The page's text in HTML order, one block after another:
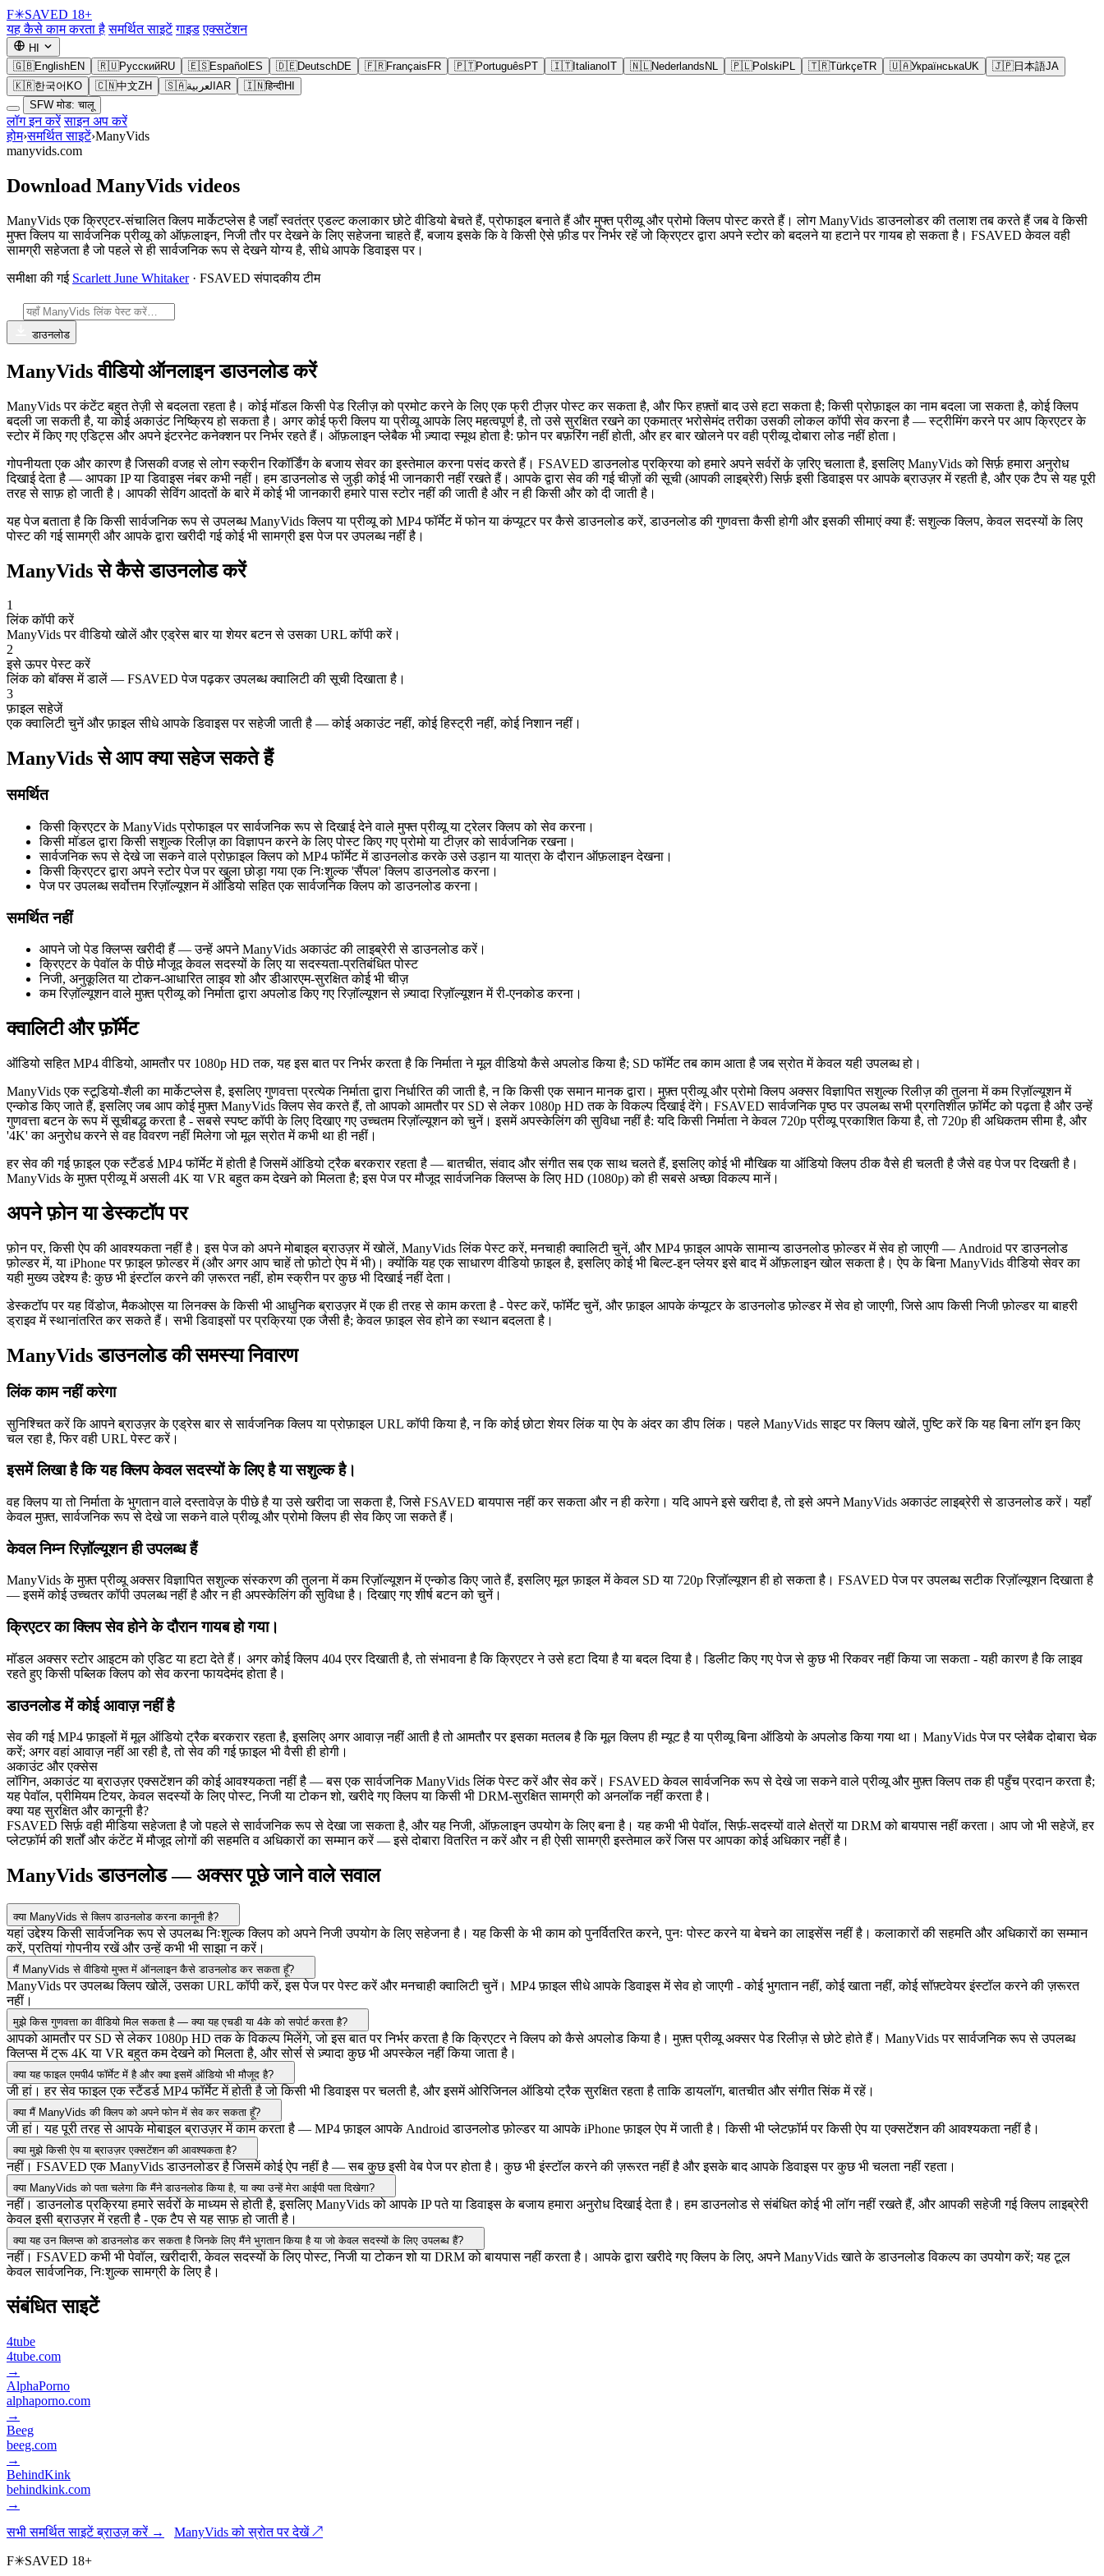
F✳SAVED 18+
यह कैसे काम करता है समर्थित साइटें गाइड एक्सटेंशन
HI
🇬🇧EnglishEN 🇷🇺РусскийRU 🇪🇸Español ES 🇩🇪DeutschDE 🇫🇷Français FR 🇵🇹Português PT 🇮🇹Italiano IT 🇳🇱Nederlands NL 🇵🇱Polski PL 🇹🇷TürkçeTR 🇺🇦УкраїнськаUK 🇯🇵日本語JA
🇰🇷한국어 KO 🇨🇳中文ZH 🇸🇦العربية AR 🇮🇳हिन्दीHI
SFW मोड: चालू
लॉग इन करें साइन अप करें
होम›समर्थित साइटें›ManyVids
manyvids.com
Download ManyVids videos
ManyVids एक क्रिएटर-संचालित क्लिप मार्केटप्लेस है जहाँ स्वतंत्र एडल्ट कलाकार छोटे वीडियो बेचते हैं, प्रोफाइल बनाते हैं और मुफ्त प्रीव्यू और प्रोमो क्लिप पोस्ट करते हैं। लोग ManyVids डाउनलोडर की तलाश तब करते हैं जब वे किसी
मुफ्त क्लिप या सार्वजनिक प्रीव्यू को ऑफ़लाइन, निजी तौर पर देखने के लिए सहेजना चाहते हैं, बजाय इसके कि वे किसी ऐसे फ़ीड पर निर्भर रहें जो क्रिएटर द्वारा अपने स्टोर को बदलने या हटाने पर गायब हो सकता है। FSAVED केवल वही
सामग्री सहेजता है जो पहले से ही सार्वजनिक रूप से देखने योग्य है, सीधे आपके डिवाइस पर।
समीक्षा की गई Scarlett June Whitaker· FSAVED संपादकीय टीम
डाउनलोड
ManyVids वीडियो ऑनलाइन डाउनलोड करें
ManyVids पर कंटेंट बहुत तेज़ी से बदलता रहता है। कोई मॉडल किसी पेड रिलीज़ को प्रमोट करने के लिए एक फ्री टीज़र पोस्ट कर सकता है, और फिर हफ़्तों बाद उसे हटा सकता है; किसी प्रोफ़ाइल का नाम बदला जा सकता है, कोई क्लिप
बदली जा सकती है, या कोई अकाउंट निष्क्रिय हो सकता है। अगर कोई फ्री क्लिप या प्रीव्यू आपके लिए महत्वपूर्ण है, तो उसे सुरक्षित रखने का एकमात्र भरोसेमंद तरीका उसकी लोकल कॉपी सेव करना है — स्ट्रीमिंग करने पर आप क्रिएटर के
स्टोर में किए गए एडिट्स और अपने इंटरनेट कनेक्शन पर निर्भर रहते हैं। ऑफ़लाइन प्लेबैक भी ज़्यादा स्मूथ होता है: फ़ोन पर बफ़रिंग नहीं होती, और हर बार खोलने पर वही प्रीव्यू दोबारा लोड नहीं होता।
गोपनीयता एक और कारण है जिसकी वजह से लोग स्क्रीन रिकॉर्डिंग के बजाय सेवर का इस्तेमाल करना पसंद करते हैं। FSAVED डाउनलोड प्रक्रिया को हमारे अपने सर्वरों के ज़रिए चलाता है, इसलिए ManyVids को सिर्फ़ हमारा अनुरोध
दिखाई देता है — आपका IP या डिवाइस नंबर कभी नहीं। हम डाउनलोड से जुड़ी कोई भी जानकारी नहीं रखते हैं। आपके द्वारा सेव की गई चीज़ों की सूची (आपकी लाइब्रेरी) सिर्फ़ इसी डिवाइस पर आपके ब्राउज़र में रहती है, और एक टैप से यह पूरी
तरह से साफ़ हो जाती है। आपकी सेविंग आदतों के बारे में कोई भी जानकारी हमारे पास स्टोर नहीं की जाती है और न ही किसी और को दी जाती है।
यह पेज बताता है कि किसी सार्वजनिक रूप से उपलब्ध ManyVids क्लिप या प्रीव्यू को MP4 फॉर्मेट में फोन या कंप्यूटर पर कैसे डाउनलोड करें, डाउनलोड की गुणवत्ता कैसी होगी और इसकी सीमाएं क्या हैं: सशुल्क क्लिप, केवल सदस्यों के लिए
पोस्ट की गई सामग्री और आपके द्वारा खरीदी गई कोई भी सामग्री इस पेज पर उपलब्ध नहीं है।
ManyVids से कैसे डाउनलोड करें
1
लिंक कॉपी करें
ManyVids पर वीडियो खोलें और एड्रेस बार या शेयर बटन से उसका URL कॉपी करें।
2
इसे ऊपर पेस्ट करें
लिंक को बॉक्स में डालें — FSAVED पेज पढ़कर उपलब्ध क्वालिटी की सूची दिखाता है।
3
फ़ाइल सहेजें
एक क्वालिटी चुनें और फ़ाइल सीधे आपके डिवाइस पर सहेजी जाती है — कोई अकाउंट नहीं, कोई हिस्ट्री नहीं, कोई निशान नहीं।
ManyVids से आप क्या सहेज सकते हैं
समर्थित
किसी क्रिएटर के ManyVids प्रोफाइल पर सार्वजनिक रूप से दिखाई देने वाले मुफ्त प्रीव्यू या ट्रेलर क्लिप को सेव करना।
किसी मॉडल द्वारा किसी सशुल्क रिलीज़ का विज्ञापन करने के लिए पोस्ट किए गए प्रोमो या टीज़र को सार्वजनिक रखना।
सार्वजनिक रूप से देखे जा सकने वाले प्रोफ़ाइल क्लिप को MP4 फॉर्मेट में डाउनलोड करके उसे उड़ान या यात्रा के दौरान ऑफ़लाइन देखना।
किसी क्रिएटर द्वारा अपने स्टोर पेज पर खुला छोड़ा गया एक निःशुल्क 'सैंपल' क्लिप डाउनलोड करना।
पेज पर उपलब्ध सर्वोत्तम रिज़ॉल्यूशन में ऑडियो सहित एक सार्वजनिक क्लिप को डाउनलोड करना।
समर्थित नहीं
आपने जो पेड क्लिप्स खरीदी हैं — उन्हें अपने ManyVids अकाउंट की लाइब्रेरी से डाउनलोड करें।
क्रिएटर के पेवॉल के पीछे मौजूद केवल सदस्यों के लिए या सदस्यता-प्रतिबंधित पोस्ट
निजी, अनुकूलित या टोकन-आधारित लाइव शो और डीआरएम-सुरक्षित कोई भी चीज़
कम रिज़ॉल्यूशन वाले मुफ़्त प्रीव्यू को निर्माता द्वारा अपलोड किए गए रिज़ॉल्यूशन से ज़्यादा रिज़ॉल्यूशन में री-एनकोड करना।
क्वालिटी और फ़ॉर्मेट
ऑडियो सहित MP4 वीडियो, आमतौर पर 1080p HD तक, यह इस बात पर निर्भर करता है कि निर्माता ने मूल वीडियो कैसे अपलोड किया है; SD फॉर्मेट तब काम आता है जब स्रोत में केवल यही उपलब्ध हो।
ManyVids एक स्टूडियो-शैली का मार्केटप्लेस है, इसलिए गुणवत्ता प्रत्येक निर्माता द्वारा निर्धारित की जाती है, न कि किसी एक समान मानक द्वारा। मुफ़्त प्रीव्यू और प्रोमो क्लिप अक्सर विज्ञापित सशुल्क रिलीज़ की तुलना में कम रिज़ॉल्यूशन में
एन्कोड किए जाते हैं, इसलिए जब आप कोई मुफ़्त ManyVids क्लिप सेव करते हैं, तो आपको आमतौर पर SD से लेकर 1080p HD तक के विकल्प दिखाई देंगे। FSAVED सार्वजनिक पृष्ठ पर उपलब्ध सभी प्रगतिशील फ़ॉर्मेट को पढ़ता है और उन्हें
गुणवत्ता बटन के रूप में सूचीबद्ध करता है - सबसे स्पष्ट कॉपी के लिए दिखाए गए उच्चतम रिज़ॉल्यूशन को चुनें। इसमें अपस्केलिंग की सुविधा नहीं है: यदि किसी निर्माता ने केवल 720p प्रीव्यू प्रकाशित किया है, तो 720p ही अधिकतम सीमा है, और
'4K' का अनुरोध करने से वह विवरण नहीं मिलेगा जो मूल स्रोत में कभी था ही नहीं।
हर सेव की गई फ़ाइल एक स्टैंडर्ड MP4 फॉर्मेट में होती है जिसमें ऑडियो ट्रैक बरकरार रहता है — बातचीत, संवाद और संगीत सब एक साथ चलते हैं, इसलिए कोई भी मौखिक या ऑडियो क्लिप ठीक वैसे ही चलती है जैसे वह पेज पर दिखती है।
ManyVids के मुफ़्त प्रीव्यू में असली 4K या VR बहुत कम देखने को मिलता है; इस पेज पर मौजूद सार्वजनिक क्लिप्स के लिए HD (1080p) को ही सबसे अच्छा विकल्प मानें।
अपने फ़ोन या डेस्कटॉप पर
फ़ोन पर, किसी ऐप की आवश्यकता नहीं है। इस पेज को अपने मोबाइल ब्राउज़र में खोलें, ManyVids लिंक पेस्ट करें, मनचाही क्वालिटी चुनें, और MP4 फ़ाइल आपके सामान्य डाउनलोड फ़ोल्डर में सेव हो जाएगी — Android पर डाउनलोड
फ़ोल्डर में, या iPhone पर फ़ाइल फ़ोल्डर में (और अगर आप चाहें तो फ़ोटो ऐप में भी)। क्योंकि यह एक साधारण वीडियो फ़ाइल है, इसलिए कोई भी बिल्ट-इन प्लेयर इसे बाद में ऑफ़लाइन खोल सकता है। ऐप के बिना ManyVids वीडियो सेवर का
यही मुख्य उद्देश्य है: कुछ भी इंस्टॉल करने की ज़रूरत नहीं, होम स्क्रीन पर कुछ भी दिखाई नहीं देता।
डेस्कटॉप पर यह विंडोज, मैकओएस या लिनक्स के किसी भी आधुनिक ब्राउज़र में एक ही तरह से काम करता है - पेस्ट करें, फॉर्मेट चुनें, और फ़ाइल आपके कंप्यूटर के डाउनलोड फ़ोल्डर में सेव हो जाएगी, जिसे आप किसी निजी फ़ोल्डर या बाहरी
ड्राइव में स्थानांतरित कर सकते हैं। सभी डिवाइसों पर प्रक्रिया एक जैसी है; केवल फ़ाइल सेव होने का स्थान बदलता है।
ManyVids डाउनलोड की समस्या निवारण
लिंक काम नहीं करेगा
सुनिश्चित करें कि आपने ब्राउज़र के एड्रेस बार से सार्वजनिक क्लिप या प्रोफ़ाइल URL कॉपी किया है, न कि कोई छोटा शेयर लिंक या ऐप के अंदर का डीप लिंक। पहले ManyVids साइट पर क्लिप खोलें, पुष्टि करें कि यह बिना लॉग इन किए
चल रहा है, फिर वही URL पेस्ट करें।
इसमें लिखा है कि यह क्लिप केवल सदस्यों के लिए है या सशुल्क है।
वह क्लिप या तो निर्माता के भुगतान वाले दस्तावेज़ के पीछे है या उसे खरीदा जा सकता है, जिसे FSAVED बायपास नहीं कर सकता और न ही करेगा। यदि आपने इसे खरीदा है, तो इसे अपने ManyVids अकाउंट लाइब्रेरी से डाउनलोड करें। यहाँ
केवल मुफ़्त, सार्वजनिक रूप से देखे जा सकने वाले प्रीव्यू और प्रोमो क्लिप ही सेव किए जा सकते हैं।
केवल निम्न रिज़ॉल्यूशन ही उपलब्ध हैं
ManyVids के मुफ़्त प्रीव्यू अक्सर विज्ञापित सशुल्क संस्करण की तुलना में कम रिज़ॉल्यूशन में एन्कोड किए जाते हैं, इसलिए मूल फ़ाइल में केवल SD या 720p रिज़ॉल्यूशन ही हो सकता है। FSAVED पेज पर उपलब्ध सटीक रिज़ॉल्यूशन दिखाता है
— इसमें कोई उच्चतर कॉपी उपलब्ध नहीं है और न ही अपस्केलिंग की सुविधा है। दिखाए गए शीर्ष बटन को चुनें।
क्रिएटर का क्लिप सेव होने के दौरान गायब हो गया।
मॉडल अक्सर स्टोर आइटम को एडिट या हटा देते हैं। अगर कोई क्लिप 404 एरर दिखाती है, तो संभावना है कि क्रिएटर ने उसे हटा दिया है या बदल दिया है। डिलीट किए गए पेज से कुछ भी रिकवर नहीं किया जा सकता - यही कारण है कि लाइव
रहते हुए किसी पब्लिक क्लिप को सेव करना फायदेमंद होता है।
डाउनलोड में कोई आवाज़ नहीं है
सेव की गई MP4 फ़ाइलों में मूल ऑडियो ट्रैक बरकरार रहता है, इसलिए अगर आवाज़ नहीं आती है तो आमतौर पर इसका मतलब है कि मूल क्लिप ही म्यूट है या प्रीव्यू बिना ऑडियो के अपलोड किया गया था। ManyVids पेज पर प्लेबैक दोबारा चेक
करें; अगर वहां आवाज़ नहीं आ रही है, तो सेव की गई फ़ाइल भी वैसी ही होगी।
अकाउंट और एक्सेस
लॉगिन, अकाउंट या ब्राउज़र एक्सटेंशन की कोई आवश्यकता नहीं है — बस एक सार्वजनिक ManyVids लिंक पेस्ट करें और सेव करें। FSAVED केवल सार्वजनिक रूप से देखे जा सकने वाले प्रीव्यू और मुफ़्त क्लिप तक ही पहुँच प्रदान करता है;
यह पेवॉल, प्रीमियम टियर, केवल सदस्यों के लिए पोस्ट, निजी या टोकन शो, खरीदे गए क्लिप या किसी भी DRM-सुरक्षित सामग्री को अनलॉक नहीं करता है।
क्या यह सुरक्षित और कानूनी है?
FSAVED सिर्फ़ वही मीडिया सहेजता है जो पहले से सार्वजनिक रूप से देखा जा सकता है, और यह निजी, ऑफ़लाइन उपयोग के लिए बना है। यह कभी भी पेवॉल, सिर्फ़-सदस्यों वाले क्षेत्रों या DRM को बायपास नहीं करता। आप जो भी सहेजें, हर
प्लेटफ़ॉर्म की शर्तों और कंटेंट में मौजूद लोगों की सहमति व अधिकारों का सम्मान करें — इसे दोबारा वितरित न करें और न ही ऐसी सामग्री इस्तेमाल करें जिस पर आपका कोई अधिकार नहीं है।
ManyVids डाउनलोड — अक्सर पूछे जाने वाले सवाल
क्या ManyVids से क्लिप डाउनलोड करना कानूनी है?
यहां उद्देश्य किसी सार्वजनिक रूप से उपलब्ध निःशुल्क क्लिप को अपने निजी उपयोग के लिए सहेजना है। यह किसी के भी काम को पुनर्वितरित करने, पुनः पोस्ट करने या बेचने का लाइसेंस नहीं है। कलाकारों की सहमति और अधिकारों का सम्मान
करें, प्रतियां गोपनीय रखें और उन्हें कभी भी साझा न करें।
मैं ManyVids से वीडियो मुफ्त में ऑनलाइन कैसे डाउनलोड कर सकता हूँ?
ManyVids पर उपलब्ध क्लिप खोलें, उसका URL कॉपी करें, इस पेज पर पेस्ट करें और मनचाही क्वालिटी चुनें। MP4 फ़ाइल सीधे आपके डिवाइस में सेव हो जाएगी - कोई भुगतान नहीं, कोई खाता नहीं, कोई सॉफ़्टवेयर इंस्टॉल करने की ज़रूरत
नहीं।
मुझे किस गुणवत्ता का वीडियो मिल सकता है — क्या यह एचडी या 4के को सपोर्ट करता है?
आपको आमतौर पर SD से लेकर 1080p HD तक के विकल्प मिलेंगे, जो इस बात पर निर्भर करता है कि क्रिएटर ने क्लिप को कैसे अपलोड किया है। मुफ़्त प्रीव्यू अक्सर पेड रिलीज़ से छोटे होते हैं। ManyVids पर सार्वजनिक रूप से उपलब्ध
क्लिप्स में ट्रू 4K या VR बहुत कम देखने को मिलता है, और सोर्स से ज़्यादा कुछ भी अपस्केल नहीं किया जाता है।
क्या यह फाइल एमपी4 फॉर्मेट में है और क्या इसमें ऑडियो भी मौजूद है?
जी हां। हर सेव फाइल एक स्टैंडर्ड MP4 फॉर्मेट में होती है जो किसी भी डिवाइस पर चलती है, और इसमें ओरिजिनल ऑडियो ट्रैक सुरक्षित रहता है ताकि डायलॉग, बातचीत और संगीत सिंक में रहें।
क्या मैं ManyVids की क्लिप को अपने फोन में सेव कर सकता हूँ?
जी हां। यह पूरी तरह से आपके मोबाइल ब्राउज़र में काम करता है — MP4 फ़ाइल आपके Android डाउनलोड फ़ोल्डर या आपके iPhone फ़ाइल ऐप में जाती है। किसी भी प्लेटफ़ॉर्म पर किसी ऐप या एक्सटेंशन की आवश्यकता नहीं है।
क्या मुझे किसी ऐप या ब्राउज़र एक्सटेंशन की आवश्यकता है?
नहीं। FSAVED एक ManyVids डाउनलोडर है जिसमें कोई ऐप नहीं है — सब कुछ इसी वेब पेज पर होता है। कुछ भी इंस्टॉल करने की ज़रूरत नहीं है और इसके बाद आपके डिवाइस पर कुछ भी चलता नहीं रहता।
क्या ManyVids को पता चलेगा कि मैंने डाउनलोड किया है, या क्या उन्हें मेरा आईपी पता दिखेगा?
नहीं। डाउनलोड प्रक्रिया हमारे सर्वरों के माध्यम से होती है, इसलिए ManyVids को आपके IP पते या डिवाइस के बजाय हमारा अनुरोध दिखाई देता है। हम डाउनलोड से संबंधित कोई भी लॉग नहीं रखते हैं, और आपकी सहेजी गई क्लिप लाइब्रेरी
केवल इसी ब्राउज़र में रहती है - एक टैप से यह साफ़ हो जाती है।
क्या यह उन क्लिप्स को डाउनलोड कर सकता है जिनके लिए मैंने भुगतान किया है या जो केवल सदस्यों के लिए उपलब्ध हैं?
नहीं। FSAVED कभी भी पेवॉल, खरीदारी, केवल सदस्यों के लिए पोस्ट, निजी या टोकन शो या DRM को बायपास नहीं करता है। आपके द्वारा खरीदे गए क्लिप के लिए, अपने ManyVids खाते के डाउनलोड विकल्प का उपयोग करें; यह टूल
केवल सार्वजनिक, निःशुल्क सामग्री के लिए है।
संबंधित साइटें
4tube
4tube.com
→
AlphaPorno
alphaporno.com
→
Beeg
beeg.com
→
BehindKink
behindkink.com
→
सभी समर्थित साइटें ब्राउज़ करें →
ManyVids को स्रोत पर देखें ↗
F✳SAVED 18+